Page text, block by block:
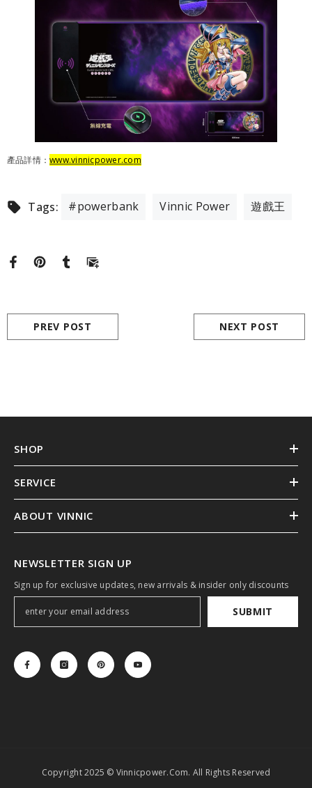
產品詳情：www.vinnicpower.com
Tags: #powerbank Vinnic Power 遊戲王
PREV POST NEXT POST
SHOP
SERVICE
ABOUT VINNIC
NEWSLETTER SIGN UP
Sign up for exclusive updates, new arrivals & insider only discounts
SUBMIT
Copyright 2025 © Vinnicpower.com. All Rights Reserved